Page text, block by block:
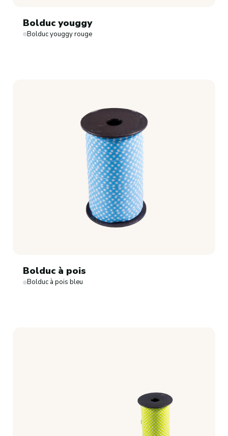
Bolduc youggy
Bolduc youggy rouge
Bolduc à pois
Bolduc à pois bleu